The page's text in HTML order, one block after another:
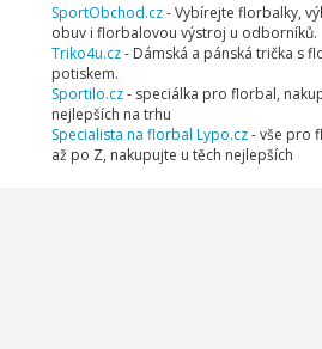
SportObchod.cz- Vybírejte florbalky,
obuv i florbalovou výstroj u odborníků.
Triko4u.cz- Dámská a pánská trička s
potiskem.
Sportilo.cz- speciálka pro florbal,
nejlepších na trhu
Specialista na florbal Lypo.cz- vše pro
až po Z, nakupujte u těch nejlepších